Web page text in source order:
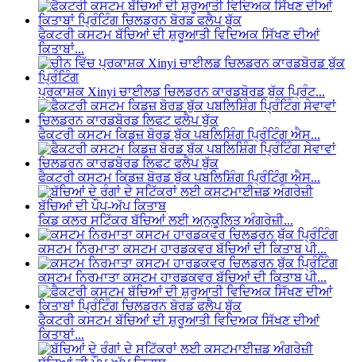
ਫੈਕਟਰੀ ਕਸਟਮ ਬੱਚਿਆਂ ਦੀ ਸ਼ੁਰੂਆਤੀ ਵਿਦਿਅਕ ਸਿੱਖਣ ਦੀਆਂ
ਕਿਤਾਬਾਂ...
ਪ੍ਰਕਾਸ਼ਕ Xinyi ਚਾਈਲਡ ਚਿਲਡਰਨ ਕਾਰਡਬੋਰਡ ਬੁੱਕ ਪ੍ਰਿੰਟ...
ਫੈਕਟਰੀ ਕਸਟਮ ਕਿਡਜ਼ ਬੋਰਡ ਬੁੱਕ ਪਬਲਿਸ਼ਿੰਗ ਪ੍ਰਿੰਟਿੰਗ ਐਸ...
ਫੈਕਟਰੀ ਕਸਟਮ ਕਿਡਜ਼ ਬੋਰਡ ਬੁੱਕ ਪਬਲਿਸ਼ਿੰਗ ਪ੍ਰਿੰਟਿੰਗ ਐਸ...
ਕਿਡ ਕਲਰ ਸਟਿੱਕਰ ਬੱਚਿਆਂ ਲਈ ਅਨੁਕੂਲਿਤ ਅੰਗਰੇਜ਼ੀ...
ਕਸਟਮ ਨਿਰਮਾਤਾ ਕਸਟਮ ਹਾਰਡਕਵਰ ਬੱਚਿਆਂ ਦੀ ਕਿਤਾਬ ਪੀ...
ਕਸਟਮ ਨਿਰਮਾਤਾ ਕਸਟਮ ਹਾਰਡਕਵਰ ਬੱਚਿਆਂ ਦੀ ਕਿਤਾਬ ਪੀ...
ਫੈਕਟਰੀ ਕਸਟਮ ਬੱਚਿਆਂ ਦੀ ਸ਼ੁਰੂਆਤੀ ਵਿਦਿਅਕ ਸਿੱਖਣ ਦੀਆਂ
ਕਿਤਾਬਾਂ...